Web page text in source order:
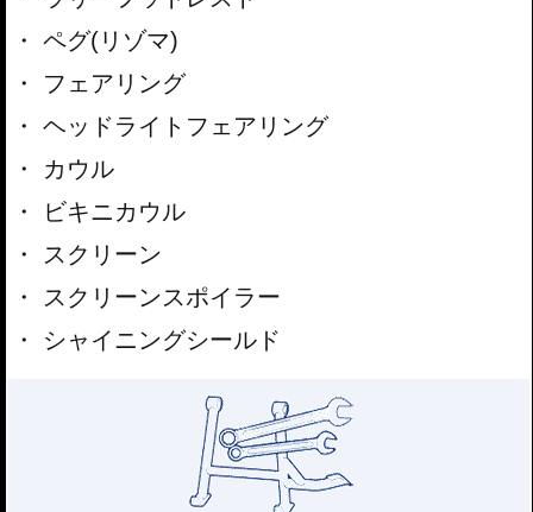
ペグ(リゾマ)
フェアリング
ヘッドライトフェアリング
カウル
ビキニカウル
スクリーン
スクリーンスポイラー
シャイニングシールド